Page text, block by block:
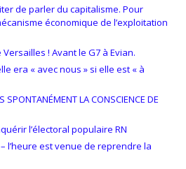
de parler du capitalisme. Pour
économique de l’exploitation
! Avant le G7 à Evian.
era « avec nous » si elle est « à
SPONTANÉMENT LA CONSCIENCE DE
l’électoral populaire RN
l’heure est venue de reprendre la